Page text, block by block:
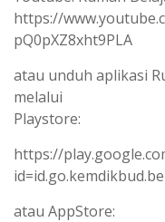
https://
pQ0pXZ8xht9PLA
atau unduh aplikasi
melalui
Playstore:
https://
atau AppStore: